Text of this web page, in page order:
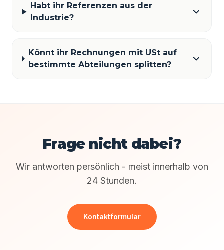
Habt ihr Referenzen aus der
Industrie?
Könnt ihr Rechnungen mit USt auf
bestimmte Abteilungen splitten?
Frage nicht dabei?
Wir antworten persönlich - meist innerhalb von
24 Stunden.
Kontaktformular